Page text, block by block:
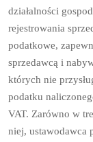
działalności
rejestrowania
podatkowe,
sprzedawcą i
których nie
podatku
VAT. Zarówno w
niej, ustawodawca